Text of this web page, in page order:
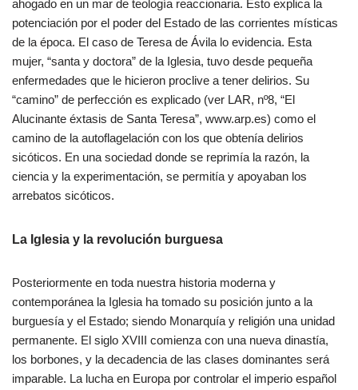
ahogado en un mar de teología reaccionaria. Esto explica la
potenciación por el poder del Estado de las corrientes místicas
de la época. El caso de Teresa de Ávila lo evidencia. Esta
mujer, “santa y doctora” de la Iglesia, tuvo desde pequeña
enfermedades que le hicieron proclive a tener delirios. Su
“camino” de perfección es explicado (ver LAR, nº8, “El
Alucinante éxtasis de Santa Teresa”, www.arp.es) como el
camino de la autoflagelación con los que obtenía delirios
sicóticos. En una sociedad donde se reprimía la razón, la
ciencia y la experimentación, se permitía y apoyaban los
arrebatos sicóticos.
La Iglesia y la revolución burguesa
Posteriormente en toda nuestra historia moderna y
contemporánea la Iglesia ha tomado su posición junto a la
burguesía y el Estado; siendo Monarquía y religión una unidad
permanente. El siglo XVIII comienza con una nueva dinastía,
los borbones, y la decadencia de las clases dominantes será
imparable. La lucha en Europa por controlar el imperio español